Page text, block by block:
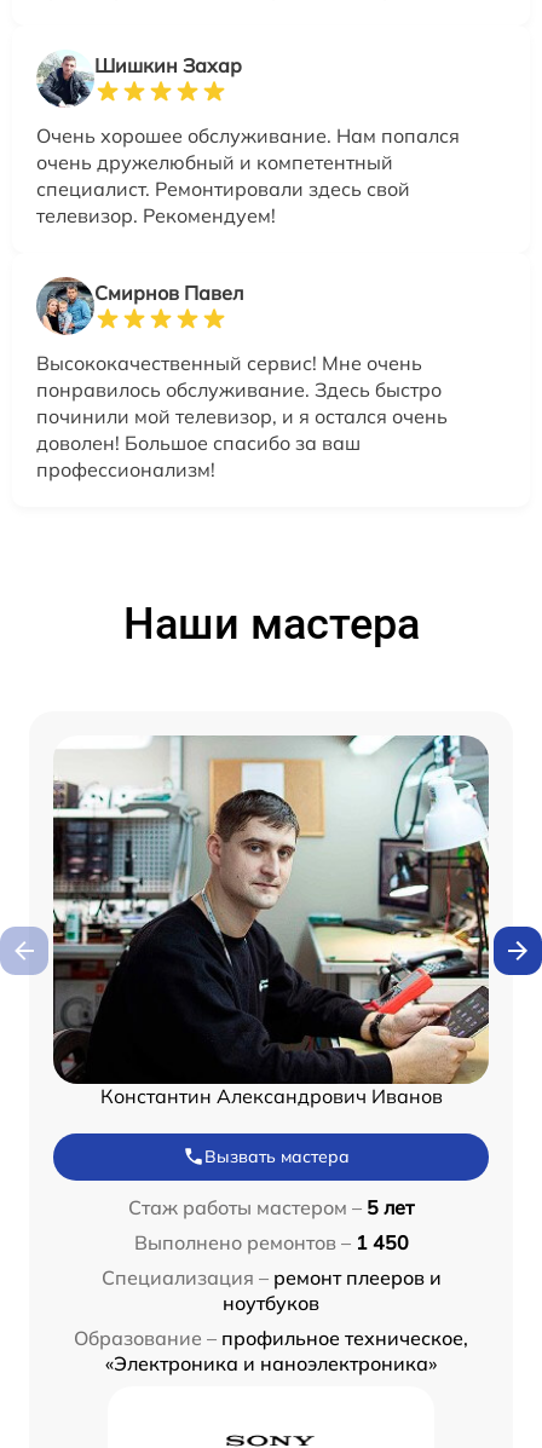
Шишкин Захар
Очень хорошее обслуживание. Нам попался
очень дружелюбный и компетентный
специалист. Ремонтировали здесь свой
телевизор. Рекомендуем!
Смирнов Павел
Высококачественный сервис! Мне очень
понравилось обслуживание. Здесь быстро
починили мой телевизор, и я остался очень
доволен! Большое спасибо за ваш
профессионализм!
Наши мастера
Константин Александрович Иванов
Вызвать мастера
Стаж работы мастером – 5 лет
Выполнено ремонтов – 1 450
Специализация – ремонт плееров и
ноутбуков
Образование – профильное техническое,
«Электроника и наноэлектроника»